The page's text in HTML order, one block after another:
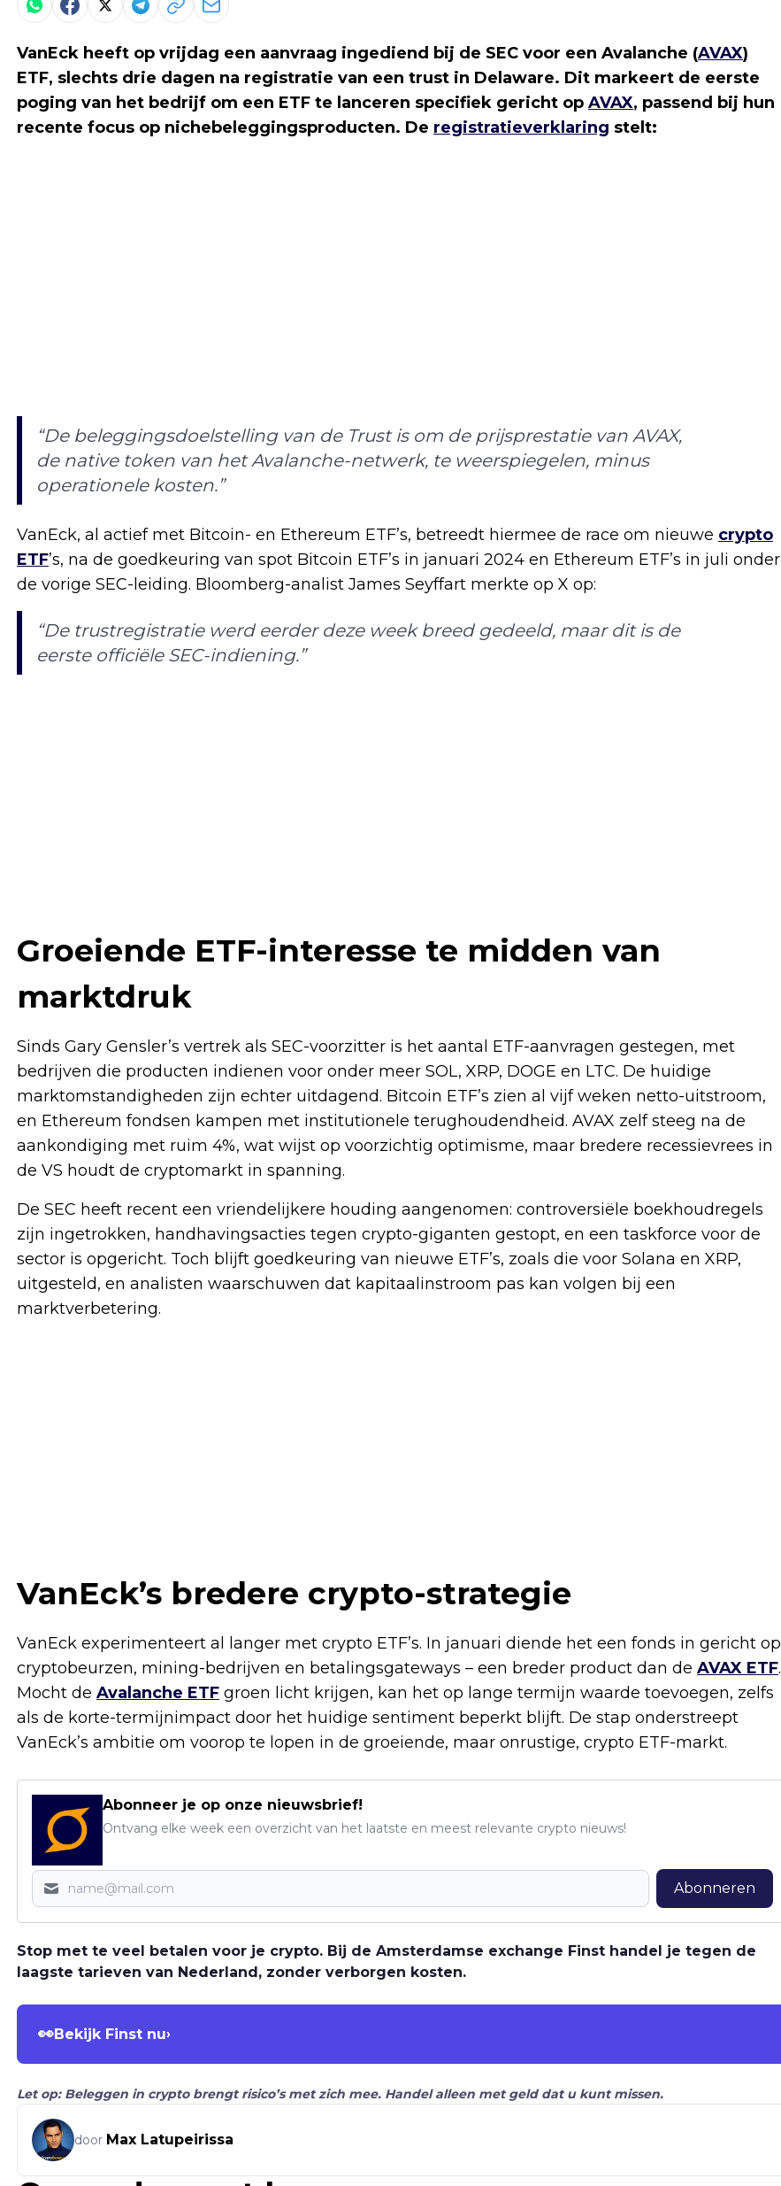
VanEck heeft op vrijdag een aanvraag ingediend bij de SEC voor een Avalanche (AVAX)
ETF, slechts drie dagen na registratie van een trust in Delaware. Dit markeert de eerste
poging van het bedrijf om een ETF te lanceren specifiek gericht op AVAX, passend bij hun
recente focus op nichebeleggingsproducten. De registratieverklaring stelt:
“De beleggingsdoelstelling van de Trust is om de prijsprestatie van AVAX,
de native token van het Avalanche-netwerk, te weerspiegelen, minus
operationele kosten.”
VanEck, al actief met Bitcoin- en Ethereum ETF’s, betreedt hiermee de race om nieuwe crypto
ETF’s, na de goedkeuring van spot Bitcoin ETF’s in januari 2024 en Ethereum ETF’s in juli onder
de vorige SEC-leiding. Bloomberg-analist James Seyffart merkte op X op:
“De trustregistratie werd eerder deze week breed gedeeld, maar dit is de
eerste officiële SEC-indiening.”
Groeiende ETF-interesse te midden van
marktdruk
Sinds Gary Gensler’s vertrek als SEC-voorzitter is het aantal ETF-aanvragen gestegen, met
bedrijven die producten indienen voor onder meer SOL, XRP, DOGE en LTC. De huidige
marktomstandigheden zijn echter uitdagend. Bitcoin ETF’s zien al vijf weken netto-uitstroom,
en Ethereum fondsen kampen met institutionele terughoudendheid. AVAX zelf steeg na de
aankondiging met ruim 4%, wat wijst op voorzichtig optimisme, maar bredere recessievrees in
de VS houdt de cryptomarkt in spanning.
De SEC heeft recent een vriendelijkere houding aangenomen: controversiële boekhoudregels
zijn ingetrokken, handhavingsacties tegen crypto-giganten gestopt, en een taskforce voor de
sector is opgericht. Toch blijft goedkeuring van nieuwe ETF’s, zoals die voor Solana en XRP,
uitgesteld, en analisten waarschuwen dat kapitaalinstroom pas kan volgen bij een
marktverbetering.
VanEck’s bredere crypto-strategie
VanEck experimenteert al langer met crypto ETF’s. In januari diende het een fonds in gericht op
cryptobeurzen, mining-bedrijven en betalingsgateways – een breder product dan de AVAX ETF.
Mocht de Avalanche ETF groen licht krijgen, kan het op lange termijn waarde toevoegen, zelfs
als de korte-termijnimpact door het huidige sentiment beperkt blijft. De stap onderstreept
VanEck’s ambitie om voorop te lopen in de groeiende, maar onrustige, crypto ETF-markt.
Abonneer je op onze nieuwsbrief!
Ontvang elke week een overzicht van het laatste en meest relevante crypto nieuws!
Abonneren
Stop met te veel betalen voor je crypto. Bij de Amsterdamse exchange Finst handel je tegen de
laagste tarieven van Nederland, zonder verborgen kosten.
👀Bekijk Finst nu›
Let op: Beleggen in crypto brengt risico’s met zich mee. Handel alleen met geld dat u kunt missen.
door Max Latupeirissa